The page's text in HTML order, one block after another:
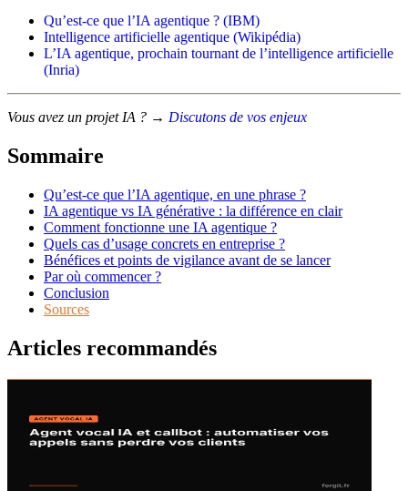
Qu’est-ce que l’IA agentique ? (IBM)
Intelligence artificielle agentique (Wikipédia)
L’IA agentique, prochain tournant de l’intelligence artificielle
(Inria)
Vous avez un projet IA ? → Discutons de vos enjeux
Sommaire
Qu’est-ce que l’IA agentique, en une phrase ?
IA agentique vs IA générative : la différence en clair
Comment fonctionne une IA agentique ?
Quels cas d’usage concrets en entreprise ?
Bénéfices et points de vigilance avant de se lancer
Par où commencer ?
Conclusion
Sources
Articles recommandés